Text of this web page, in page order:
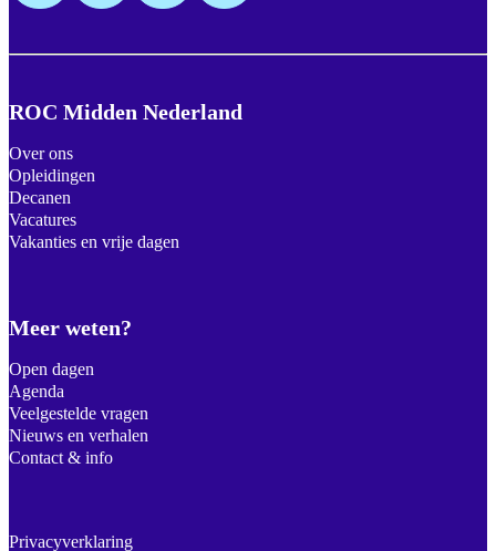
ROC Midden Nederland
Over ons
Opleidingen
Decanen
Vacatures
Vakanties en vrije dagen
Meer weten?
Open dagen
Agenda
Veelgestelde vragen
Nieuws en verhalen
Contact & info
Privacyverklaring